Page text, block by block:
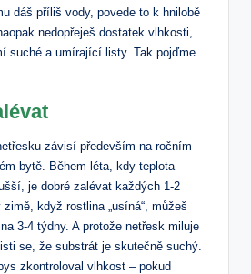
dáš příliš vody, povede to k hnilobě
nedopřeješ dostatek vlhkosti,
suché a umírající listy. Tak pojďme
závisí především na ročním
bytě. Během léta, kdy teplota
je dobré zalévat každých 1-2
když rostlina „usíná“, můžeš
3-4 týdny. A protože netřesk miluje
se, že substrát je skutečně suchý.
zkontroloval vlhkost – pokud